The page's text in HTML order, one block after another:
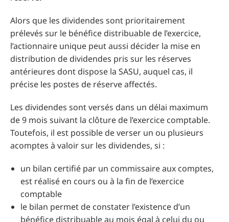
Alors que les dividendes sont prioritairement
prélevés sur le bénéfice distribuable de l’exercice,
l’actionnaire unique peut aussi décider la mise en
distribution de dividendes pris sur les réserves
antérieures dont dispose la SASU, auquel cas, il
précise les postes de réserve affectés.
Les dividendes sont versés dans un délai maximum
de 9 mois suivant la clôture de l’exercice comptable.
Toutefois, il est possible de verser un ou plusieurs
acomptes à valoir sur les dividendes, si :
un bilan certifié par un commissaire aux comptes,
est réalisé en cours ou à la fin de l’exercice
comptable
le bilan permet de constater l’existence d’un
bénéfice distribuable au mois égal à celui du ou